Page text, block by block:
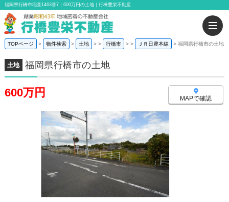
福岡県行橋市稲童1463番7｜600万円の土地｜行橋豊栄不動産
TOPページ 物件検索 土地 > 行橋市 > ＪＲ日豊本線 福岡県行橋市の土地
土地 福岡県行橋市の土地
600万円 MAPで確認